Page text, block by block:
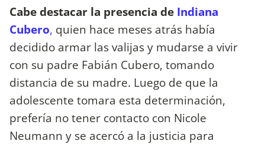
Cabe destacar la presencia de Indiana
Cubero, quien hace meses atrás había
decidido armar las valijas y mudarse a vivir
con su padre Fabián Cubero, tomando
distancia de su madre. Luego de que la
adolescente tomara esta determinación,
prefería no tener contacto con Nicole
Neumann y se acercó a la justicia para